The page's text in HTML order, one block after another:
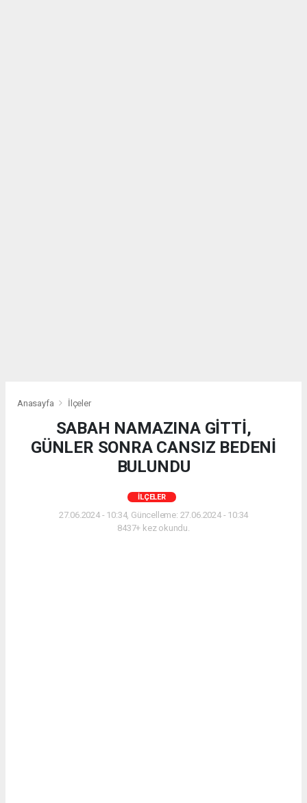
Anasayfa İlçeler
SABAH NAMAZINA GİTTİ,
GÜNLER SONRA CANSIZ BEDENİ
BULUNDU
İLÇELER
27.06.2024 - 10:34, Güncelleme: 27.06.2024 - 10:34
8437+ kez okundu.